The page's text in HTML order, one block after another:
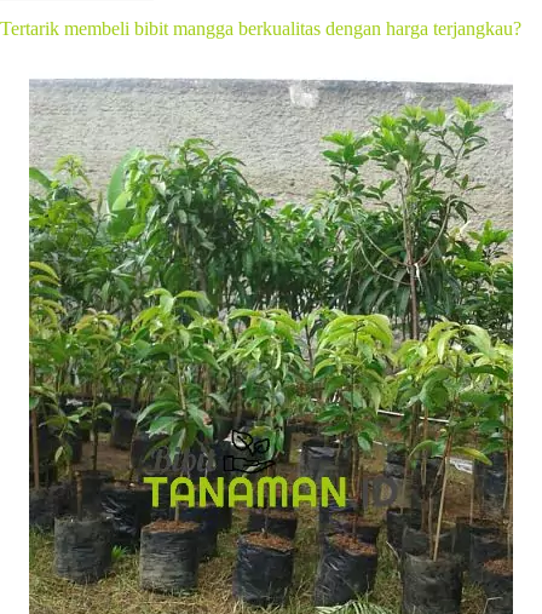
Tertarik membeli bibit mangga berkualitas dengan harga terjangkau?